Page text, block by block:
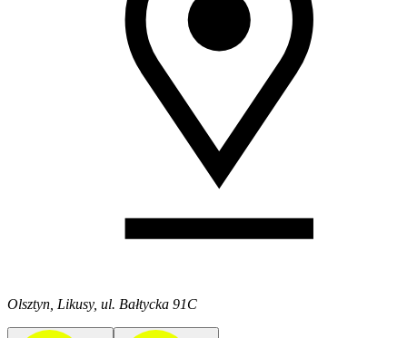
Olsztyn, Likusy, ul. Bałtycka 91C